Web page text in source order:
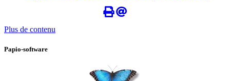
Plus de contenu
Papio-software